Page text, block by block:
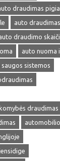
draudimas
auto
draudimo
auto nuoma
saugos sistemos
draudimas